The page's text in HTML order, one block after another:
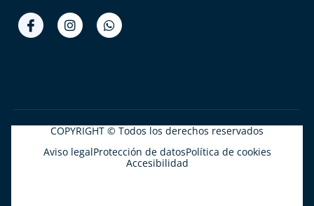
COPYRIGHT © Todos los derechos reservados
Aviso legalProtección de datosPolítica de cookies
Accesibilidad